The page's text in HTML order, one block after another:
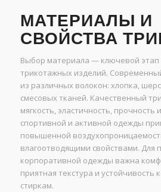
МАТЕРИАЛЫ И
СВОЙСТВА
Выбор материала — ключевой этап
трикотажных изделий.
из различных волокон: хлопка,
смесовых тканей. Качественный
мягкость, эластичность, прочность
спортивной и активной одежды
повышенной
влагоотводящими свойствами. Для
корпоративной одежды важна
приятная текстура и устойчивость
стиркам.